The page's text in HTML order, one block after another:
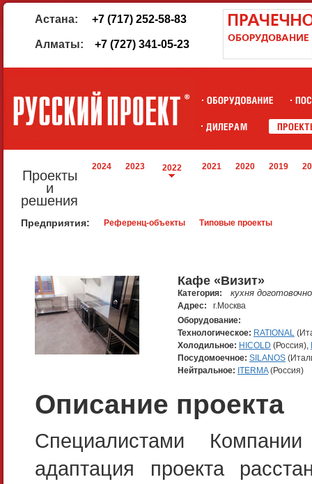
Астана: +7 (717) 252-58-83
Алматы: +7 (727) 341-05-23
Проекты
и
решения
2024 2023 2022 2021 2020 2019
Предприятия: Референц-объекты Типовые проекты
Кафе «Визит»
Категория: кухня
Адрес:
г.Москва
Оборудование:
Технологическое: RATIONAL
Холодильное: HICOLD (Россия),
Посудомоечное: SILANOS
Нейтральное: ITERMA(Россия)
Описание проекта
Специалистами
адаптация проекта